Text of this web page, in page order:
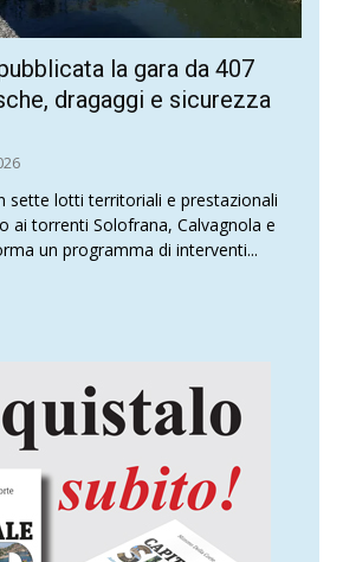
la gara da 407
dragaggi e sicurezza
sette lotti territoriali e prestazionali
ai torrenti Solofrana, Calvagnola e
un programma di interventi...